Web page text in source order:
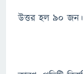
উত্তর হল 90 জন।